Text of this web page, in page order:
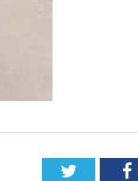
Twitter